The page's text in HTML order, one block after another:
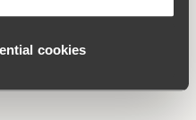
cookies